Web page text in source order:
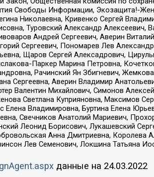
Свободы Информации, Экозащита!-
Николаевна, Кривенко Сергей
Туровский Александр Алексеевич,
Андрей Сергеевич, Аверин
Сергеевич, Пономарев Лев
Щаров Сергей Алексадрович,
Паркер Марина Петровна,
Рачинский Ян Збигневич,
Сергеевна, Аверин Владимир
Валентин Михайлович, Симонов
Светлана Куприяновна, Максимов
Елена Владимировна, Буртина Елена
Свечников Анатолий Мариевич,
Леонид Борисович, Лукашевский
Анна Дмитриевна, Королева
Лев Семенович, Локшина Татьяна
данные на 24.03.2022